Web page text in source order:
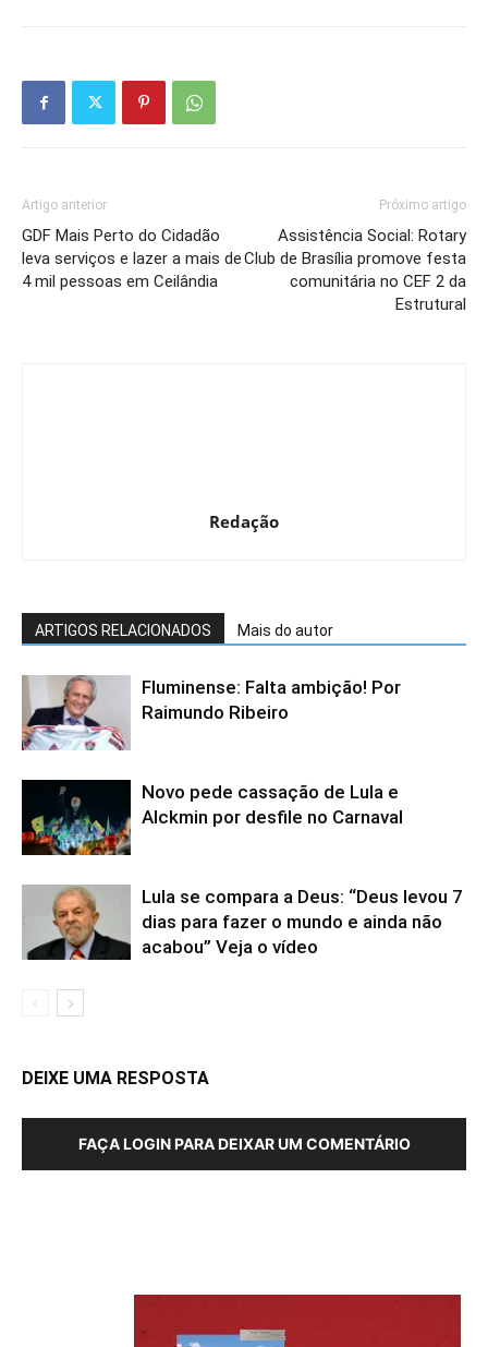
Artigo anterior
GDF Mais Perto do Cidadão
leva serviços e lazer a mais de
4 mil pessoas em Ceilândia
Próximo artigo
Assistência Social: Rotary
Club de Brasília promove festa
comunitária no CEF 2 da
Estrutural
Redação
ARTIGOS RELACIONADOS Mais do autor
Fluminense: Falta ambição! Por
Raimundo Ribeiro
Novo pede cassação de Lula e
Alckmin por desfile no Carnaval
Lula se compara a Deus: “Deus levou 7
dias para fazer o mundo e ainda não
acabou” Veja o vídeo
DEIXE UMA RESPOSTA
FAÇA LOGIN PARA DEIXAR UM COMENTÁRIO